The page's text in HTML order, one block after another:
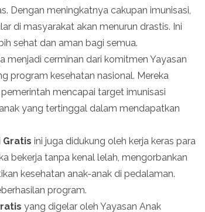
Dengan meningkatnya cakupan imunisasi,
di masyarakat akan menurun drastis. Ini
sehat dan aman bagi semua.
menjadi cerminan dari komitmen Yayasan
program kesehatan nasional. Mereka
mencapai target imunisasi
yang tertinggal dalam mendapatkan
Gratis ini juga didukung oleh kerja keras para
bekerja tanpa kenal lelah, mengorbankan
kesehatan anak-anak di pedalaman.
program.
yang digelar oleh Yayasan Anak